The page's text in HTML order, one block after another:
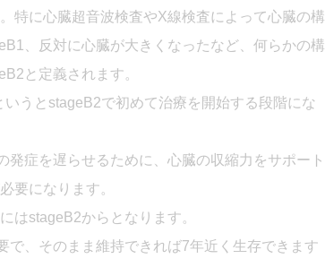
特に心臓超音波検査やX線検査によって心臓の構
、反対に心臓が大きくなったなど、何らかの構
と定義されます。
うとstageB2で初めて治療を開始する段階にな
発症を遅らせるために、心臓の収縮力をサポート
要になります。
はstageB2からとなります。
で、そのまま維持できれば7年近く生存できます